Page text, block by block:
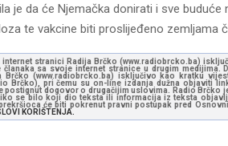
je da će Njemačka donirati i sve
te vakcine biti proslijeđeno zemljama
stranici Radija Brčko (www.radiobrcko.ba)
članaka sa svoje internet stranice u drugim
Brčko (www.radiobrcko.ba) isključivo kao kratku
Brčko), pri čemu su on-line izdanja dužna objaviti
postignut dogovor o drugačijim uslovima. Radio Brčko
se bilo koji dio teksta ili informacija iz teksta
će biti pokrenut pravni postupak pred
KORIŠTENJA.